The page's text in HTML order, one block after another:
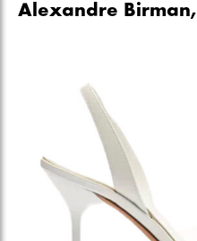
Alexandre Birman,